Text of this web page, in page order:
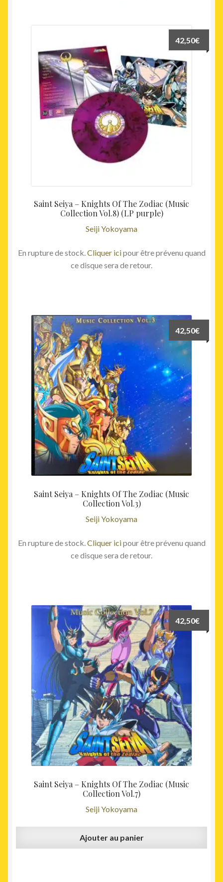
Saint Seiya – Knights Of The Zodiac (Music
Collection Vol.8) (LP purple)
Seiji Yokoyama
42,50€
En rupture de stock. Cliquer icipour être prévenu quand
ce disque sera de retour.
Saint Seiya – Knights Of The Zodiac (Music
Collection Vol.3)
Seiji Yokoyama
42,50€
En rupture de stock. Cliquer icipour être prévenu quand
ce disque sera de retour.
Saint Seiya – Knights Of The Zodiac (Music
Collection Vol.7)
Seiji Yokoyama
42,50€
Ajouter au panier